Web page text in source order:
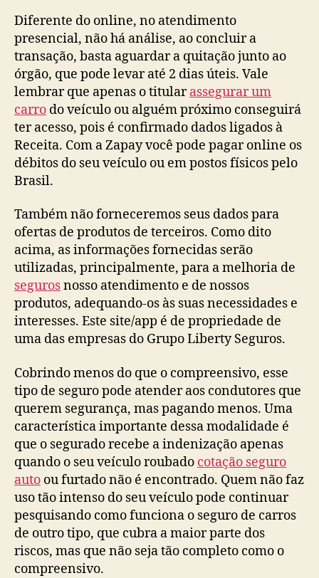
Diferente do online, no atendimento
presencial, não há análise, ao concluir a
transação, basta aguardar a quitação junto ao
órgão, que pode levar até 2 dias úteis. Vale
lembrar que apenas o titularassegurar um
carro do veículo ou alguém próximo conseguirá
ter acesso, pois é confirmado dados ligados à
Receita. Com a Zapay você pode pagar online os
débitos do seu veículo ou em postos físicos pelo
Brasil.
Também não forneceremos seus dados para
ofertas de produtos de terceiros. Como dito
acima, as informações fornecidas serão
utilizadas, principalmente, para a melhoria de
segurosnosso atendimento e de nossos
produtos, adequando-os às suas necessidades e
interesses. Este site/app é de propriedade de
uma das empresas do Grupo Liberty Seguros.
Cobrindo menos do que o compreensivo, esse
tipo de seguro pode atender aos condutores que
querem segurança, mas pagando menos. Uma
característica importante dessa modalidade é
que o segurado recebe a indenização apenas
quando o seu veículo roubado cotação seguro
auto ou furtado não é encontrado. Quem não faz
uso tão intenso do seu veículo pode continuar
pesquisando como funciona o seguro de carros
de outro tipo, que cubra a maior parte dos
riscos, mas que não seja tão completo como o
compreensivo.